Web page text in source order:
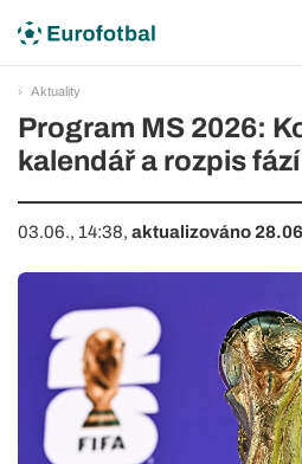
Aktuality
Program MS 2026:
kalendář a rozpis
03.06., 14:38, aktualizováno